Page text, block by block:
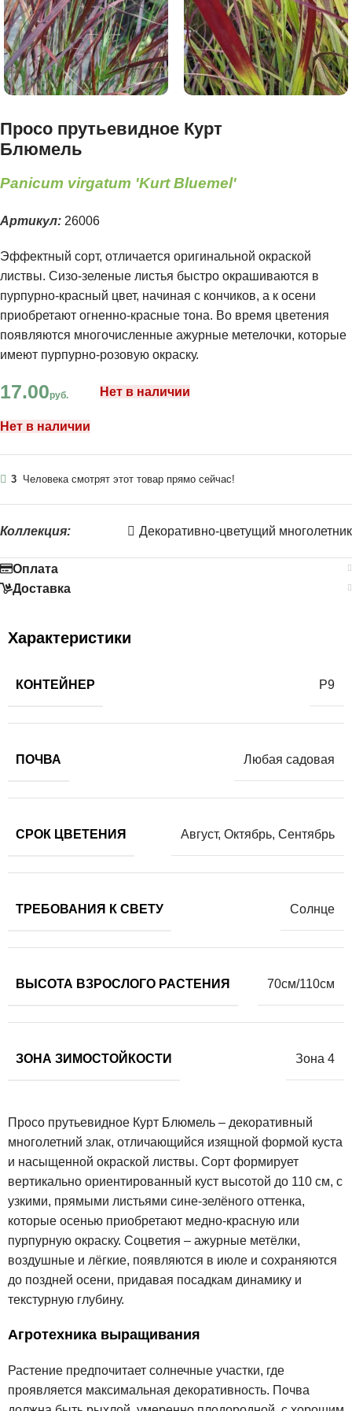
Просо прутьевидное Курт
Блюмель
Panicum virgatum 'Kurt Bluemel'
Артикул: 26006
Эффектный сорт, отличается оригинальной окраской
листвы. Сизо-зеленые листья быстро окрашиваются в
пурпурно-красный цвет, начиная с кончиков, а к осени
приобретают огненно-красные тона. Во время цветения
появляются многочисленные ажурные метелочки, которые
имеют пурпурно-розовую окраску.
17.00руб. Нет в наличии
Нет в наличии
3 Человека смотрят этот товар прямо сейчас!
Коллекция: Декоративно-цветущий многолетник
Оплата
Доставка
Характеристики
КОНТЕЙНЕР Р9
ПОЧВА Любая садовая
СРОК ЦВЕТЕНИЯ Август, Октябрь, Сентябрь
ТРЕБОВАНИЯ К СВЕТУ Солнце
ВЫСОТА ВЗРОСЛОГО РАСТЕНИЯ 70см/110см
ЗОНА ЗИМОСТОЙКОСТИ Зона 4
Просо прутьевидное Курт Блюмель – декоративный
многолетний злак, отличающийся изящной формой куста
и насыщенной окраской листвы. Сорт формирует
вертикально ориентированный куст высотой до 110 см, с
узкими, прямыми листьями сине-зелёного оттенка,
которые осенью приобретают медно-красную или
пурпурную окраску. Соцветия – ажурные метёлки,
воздушные и лёгкие, появляются в июле и сохраняются
до поздней осени, придавая посадкам динамику и
текстурную глубину.
Агротехника выращивания
Растение предпочитает солнечные участки, где
проявляется максимальная декоративность. Почва